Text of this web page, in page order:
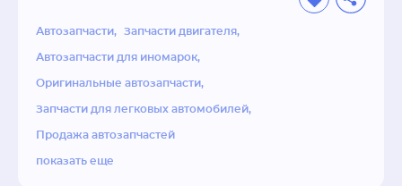
Автозапчасти Запчасти двигателя
Автозапчасти для иномарок
Оригинальные автозапчасти
Запчасти для легковых автомобилей
Продажа автозапчастей
показать еще